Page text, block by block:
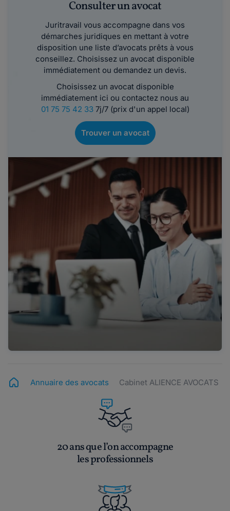
Consulter un avocat
Juritravail vous accompagne dans vos
démarches juridiques en mettant à votre
disposition une liste d’avocats prêts à vous
conseillez. Choisissez un avocat disponible
immédiatement ou demandez un devis.
Choisissez un avocat disponible
immédiatement ici ou contactez nous au
01 75 75 42 337j/7 (prix d'un appel local)
Trouver un avocat
Annuaire des avocats Cabinet ALIENCE AVOCATS
20 ans que l’on accompagne
les professionnels